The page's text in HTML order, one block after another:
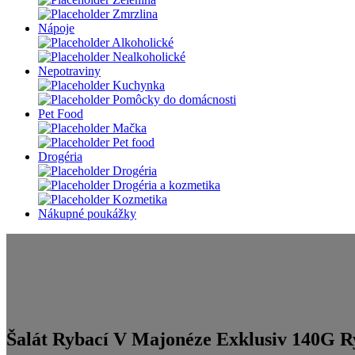
Zmrzlina
Nápoje
Alkoholické
Nealkoholické
Nepotraviny
Kuchynka
Pomôcky do domácnosti
Pet Food
Mačka
Pet food
Drogéria
Drogéria
Drogéria a kozmetika
Kozmetika
Nákupné poukážky
Šalát Rybací V Majonéze Exklusiv 140G